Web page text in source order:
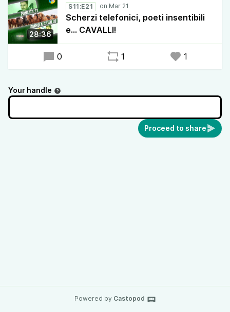
sia per un nostro ascoltatore.
Ma voi che ci ascolterete non avrete problemi di
sorta a schiacciare play!
28:36
S11:E21
Scherzi telefonici, poeti insentibili
e... CAVALLI!
0 1 1
Your handle
Proceed to share
Powered by Castopod